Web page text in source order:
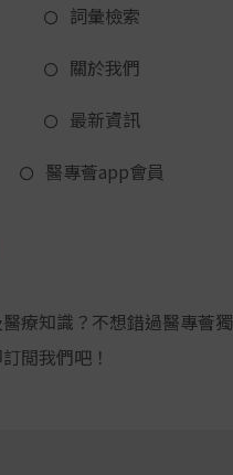
詞彙檢索
關於我們
最新資訊
醫專薈app會員
療知識？不想錯過醫專薈
閲我們吧！